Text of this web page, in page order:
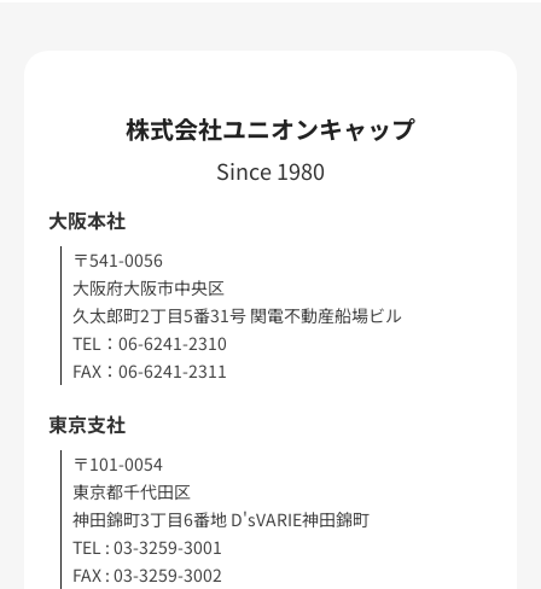
株式会社ユニオンキャップ
Since 1980
大阪本社
〒541-0056
大阪府大阪市中央区
久太郎町2丁目5番31号 関電不動産船場ビル
TEL：06-6241-2310
FAX：06-6241-2311
東京支社
〒101-0054
東京都千代田区
神田錦町3丁目6番地 D'sVARIE神田錦町
TEL : 03-3259-3001
FAX : 03-3259-3002